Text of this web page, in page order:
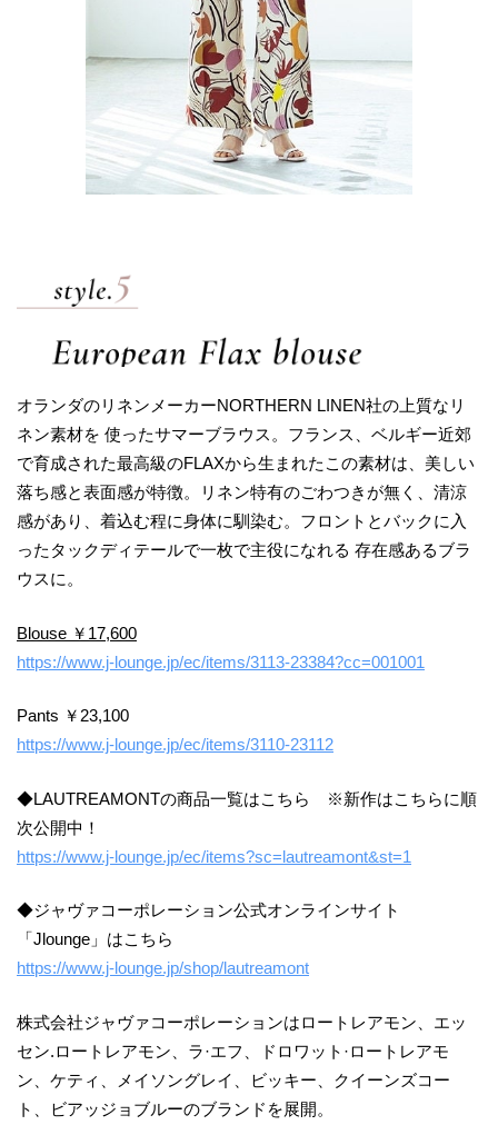
オランダのリネンメーカーNORTHERN LINEN社の上質なリ
ネン素材を 使ったサマーブラウス。フランス、ベルギー近郊
で育成された最高級のFLAXから生まれたこの素材は、美しい
落ち感と表面感が特徴。リネン特有のごわつきが無く、清涼
感があり、着込む程に身体に馴染む。フロントとバックに入
ったタックディテールで一枚で主役になれる 存在感あるブラ
ウスに。
Blouse ￥17,600
https://www.j-lounge.jp/ec/items/3113-23384?cc=001001
Pants ￥23,100
https://www.j-lounge.jp/ec/items/3110-23112
◆LAUTREAMONTの商品一覧はこちら ※新作はこちらに順
次公開中！
https://www.j-lounge.jp/ec/items?sc=lautreamont&st=1
◆ジャヴァコーポレーション公式オンラインサイト
「Jlounge」はこちら
https://www.j-lounge.jp/shop/lautreamont
株式会社ジャヴァコーポレーションはロートレアモン、エッ
セン.ロートレアモン、ラ·エフ、ドロワット·ロートレアモ
ン、ケティ、メイソングレイ、ビッキー、クイーンズコー
ト、ビアッジョブルーのブランドを展開。